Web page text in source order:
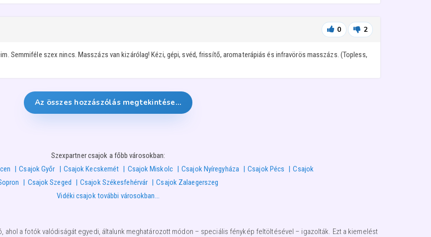
0 2
Semmiféle szex nincs. Masszázs van kizárólag! Kézi, gépi, svéd, frissítő, aromaterápiás és infravörös masszázs. (Topless,
Az összes hozzászólás megtekintése…
Szexpartner csajok a főbb városokban:
Csajok Győr Csajok Kecskemét Csajok Miskolc Csajok Nyíregyháza Csajok Pécs
Csajok
Csajok Szeged Csajok Székesfehérvár
Csajok Zalaegerszeg
Vidéki csajok további városokban…
ahol a fotók valódiságát egyedi, általunk meghatározott módon – speciális fénykép feltöltésével – igazolták. Ezt a kiemelést